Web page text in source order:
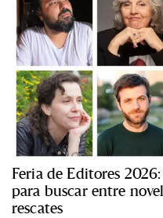
Feria de Editores
para buscar entre
rescates